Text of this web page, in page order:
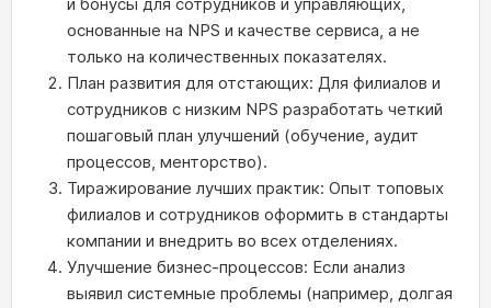
основанные на NPS и качестве сервиса, а не
только на количественных показателях.
План развития для отстающих: Для филиалов и
сотрудников с низким NPS разработать четкий
пошаговый план улучшений (обучение, аудит
процессов, менторство).
Тиражирование лучших практик: Опыт топовых
филиалов и сотрудников оформить в стандарты
компании и внедрить во всех отделениях.
Улучшение бизнес-процессов: Если анализ
выявил системные проблемы (например, долгая